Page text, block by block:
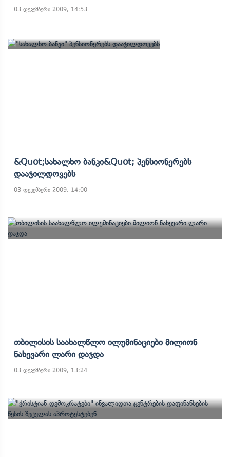
03 დეკემბერი 2009, 14:53
&quot;სახალხო Ბანკი&quot; Პენსიონერებს
Დააჯილდოვებს
03 დეკემბერი 2009, 14:00
Თბილისის Საახალწლო Ილუმინაციები Მილიონ
Ნახევარი Ლარი Დაჯდა
03 დეკემბერი 2009, 13:24